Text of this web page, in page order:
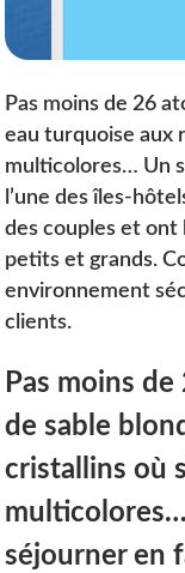
Pas moins de 26
eau turquoise aux
multicolores… Un
l’une des îles-
des couples et ont
petits et grands.
environnement
clients.
Pas moins
de sable
cristallins où
séjourner en